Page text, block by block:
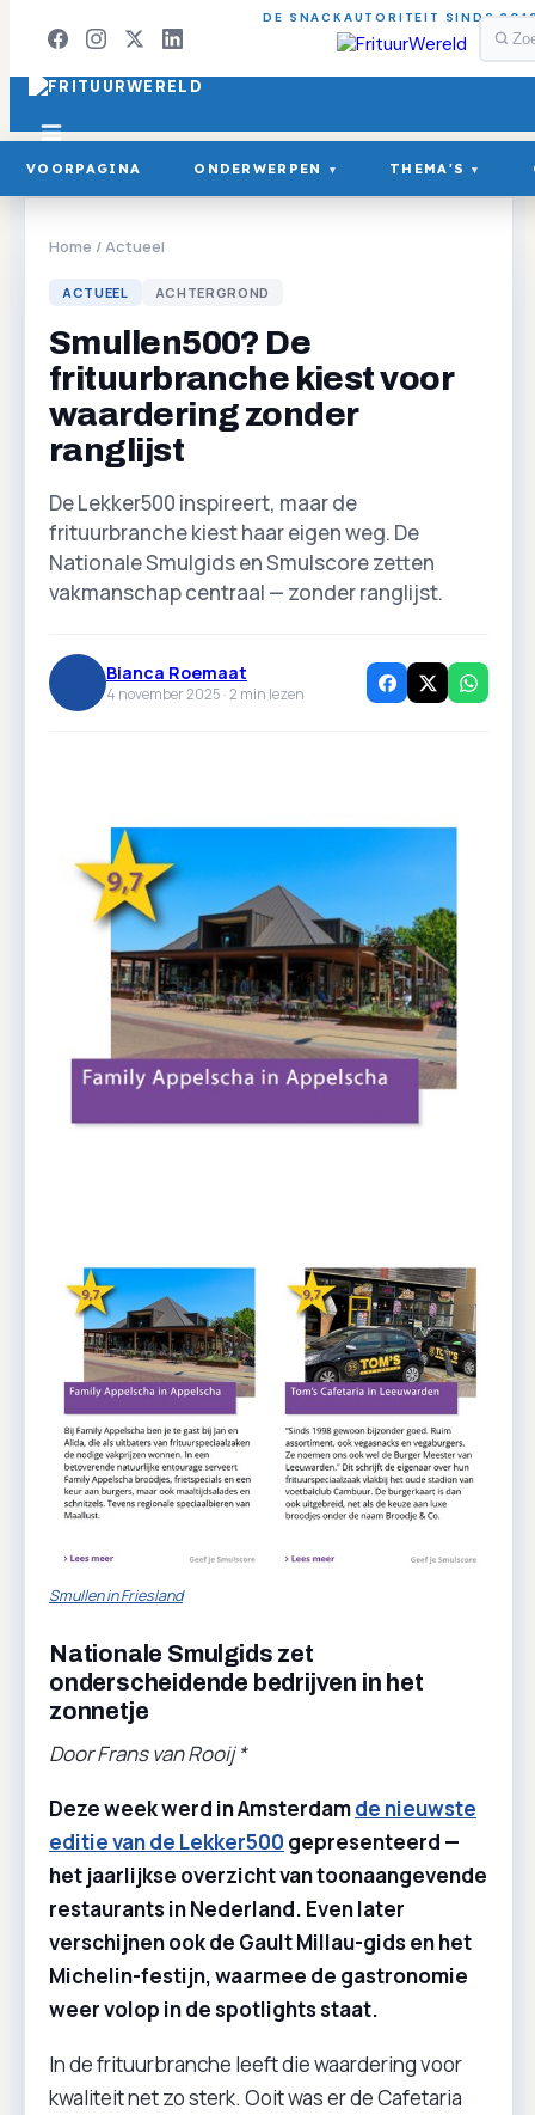
DE SNACKAUTORITEIT SINDS
VOORPAGINA ONDERWERPEN ▾ THEMA'S ▾
Home /Actueel
ACTUEEL ACHTERGROND
Smullen500? De
frituurbranche kiest voor
waardering zonder
ranglijst
De Lekker500 inspireert, maar de
frituurbranche kiest haar eigen weg. De
Nationale Smulgids en Smulscore zetten
vakmanschap centraal — zonder ranglijst.
Bianca Roemaat
4 november 2025 ·2 min lezen
Smullen in Friesland
Nationale Smulgids zet
onderscheidende bedrijven in het
zonnetje
Door Frans van Rooij *
Deze week werd in Amsterdamde nieuwste
editie van de Lekker500 gepresenteerd —
het jaarlijkse overzicht van toonaangevende
restaurants in Nederland. Even later
verschijnen ook de Gault Millau-gids en het
Michelin-festijn, waarmee de gastronomie
weer volop in de spotlights staat.
In de frituurbranche leeft die waardering voor
kwaliteit net zo sterk. Ooit was er de Cafetaria